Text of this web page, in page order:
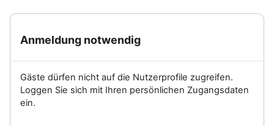
Anmeldung notwendig
Gäste dürfen nicht auf die Nutzerprofile zugreifen.
Loggen Sie sich mit Ihren persönlichen Zugangsdaten
ein.